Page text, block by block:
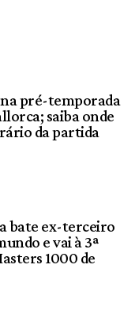
na pré-temporada
saiba onde
da partida
bate ex-terceiro
e vai à 3ª
1000 de